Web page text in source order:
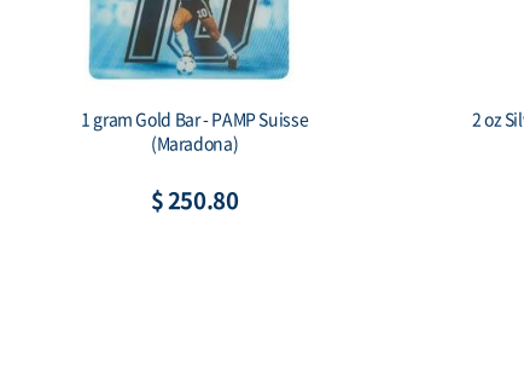
2018 Somalia Elephant 15th Anniversary
Jubilee 1 oz Silver Coin
$ 111.88